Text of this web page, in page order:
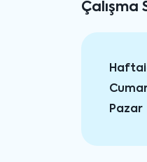
Çalışma
Pazar